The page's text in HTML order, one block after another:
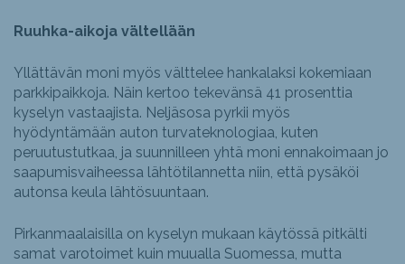
Ruuhka-aikoja vältellään
Yllättävän moni myös välttelee hankalaksi kokemiaan
parkkipaikkoja. Näin kertoo tekevänsä 41 prosenttia
kyselyn vastaajista. Neljäsosa pyrkii myös
hyödyntämään auton turvateknologiaa, kuten
peruutustutkaa, ja suunnilleen yhtä moni ennakoimaan jo
saapumisvaiheessa lähtötilannetta niin, että pysäköi
autonsa keula lähtösuuntaan.
Pirkanmaalaisilla on kyselyn mukaan käytössä pitkälti
samat varotoimet kuin muualla Suomessa, mutta